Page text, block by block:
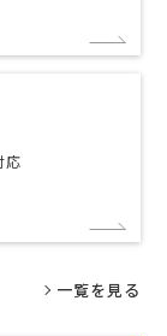
応
一覧を見る